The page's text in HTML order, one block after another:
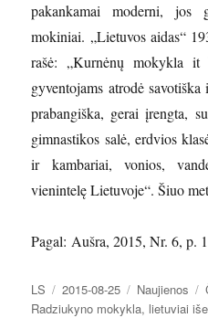
pakankamai moderni, jos
mokiniai. „Lietuvos aidas“
rašė: „Kurnėnų mokykla it
gyventojams atrodė
prabangiška, gerai įrengta,
gimnastikos salė, erdvios
ir kambariai, vonios,
vienintelę Lietuvoje“. Šiuo
Pagal: Aušra, 2015, Nr. 6, p.
Autorius
LS Paskelbta
2015-08-25 Kategorijos
Naujienos
Radziukyno mokykla, lietuviai